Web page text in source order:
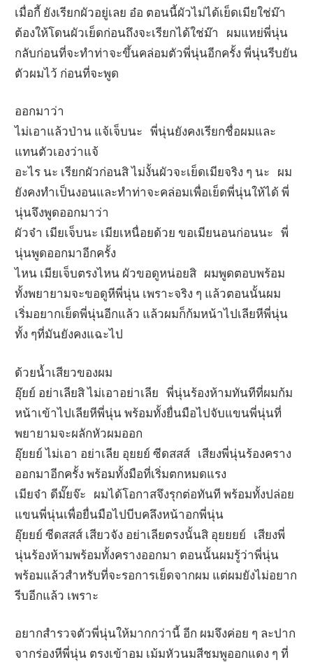
เมื่อกี้ ยังเรียกผัวอยู่เลย อ๋อ ตอนนี้ผัวไม่ได้เย็ดเมียใช่ม๊า
ต้องให้โดนผัวเย็ดก่อนถึงจะเรียกได้ใช่ม๊า ผมแหย่พี่นุ่น
กลับก่อนที่จะทำท่าจะขึ้นคล่อมตัวพี่นุ่นอีกครั้ง พี่นุ่นรีบยัน
ตัวผมไว้ ก่อนที่จะพูด
ออกมาว่า
ไม่เอาแล้วป่าน แจ้เจ็บนะ พี่นุ่นยังคงเรียกชื่อผมและ
แทนตัวเองว่าแจ้
อะไร นะ เรียกผัวก่อนสิ ไม่งั้นผัวจะเย็ดเมียจริง ๆ นะ ผม
ยังคงทำเป็นงอนและทำท่าจะคล่อมเพื่อเย็ดพี่นุ่นให้ได้ พี่
นุ่นจึงพูดออกมาว่า
ผัวจ๋า เมียเจ็บนะ เมียเหนื่อยด้วย ขอเมียนอนก่อนนะ พี่
นุ่นพูดออกมาอีกครั้ง
ไหน เมียเจ็บตรงไหน ผัวขอดูหน่อยสิ ผมพูดตอบพร้อม
ทั้งพยายามจะขอดูหีพี่นุ่น เพราะจริง ๆ แล้วตอนนั้นผม
เริ่มอยากเย็ดพี่นุ่นอีกแล้ว แล้วผมก็ก้มหน้าไปเลียหีพี่นุ่น
ทั้ง ๆที่มันยังคงแฉะไป
ด้วยน้ำเสียวของผม
อุ๊ยย์ อย่าเลียสิ ไม่เอาอย่าเลีย พี่นุ่นร้องห้ามทันทีที่ผมก้ม
หน้าเข้าไปเลียหีพี่นุ่น พร้อมทั้งยื่นมือไปจับแขนพี่นุ่นที่
พยายามจะผลักหัวผมออก
อุ๊ยยย์ ไม่เอา อย่าเลีย อุยยย์ ซีดสสส์ เสียงพี่นุ่นร้องคราง
ออกมาอีกครั้ง พร้อมทั้งมือที่เริ่มตกหมดแรง
เมียจ๋า ดีมั๊ยจ๊ะ ผมได้โอกาสจึงรุกต่อทันที พร้อมทั้งปล่อย
แขนพี่นุ่นเพื่อยื่นมือไปบีบคลึงหน้าอกพี่นุ่น
อุ๊ยยย์ ซีดสสส์ เสียวจัง อย่าเลียตรงนั้นสิ อุยยยย์ เสียงพี่
นุ่นร้องห้ามพร้อมทั้งครางออกมา ตอนนั้นผมรู้ว่าพี่นุ่น
พร้อมแล้วสำหรับที่จะรอการเย็ดจากผม แต่ผมยังไม่อยาก
รีบอีกแล้ว เพราะ
อยากสำรวจตัวพี่นุ่นให้มากกว่านี้ อีก ผมจึงค่อย ๆ ละปาก
จากร่องหีพี่นุ่น ตรงเข้าอม เม้มหัวนมสีชมพูออกแดง ๆ ที่